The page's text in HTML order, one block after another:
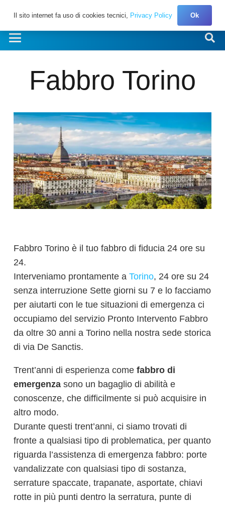
Fabbro Torino
Fabbro Torino è il tuo fabbro di fiducia 24 ore su
24.
Interveniamo prontamente a Torino, 24 ore su 24
senza interruzione Sette giorni su 7 e lo facciamo
per aiutarti con le tue situazioni di emergenza ci
occupiamo del servizio Pronto Intervento Fabbro
da oltre 30 anni a Torino nella nostra sede storica
di via De Sanctis.
Trent’anni di esperienza come fabbro di
emergenza sono un bagaglio di abilità e
conoscenze, che difficilmente si può acquisire in
altro modo.
Durante questi trent’anni, ci siamo trovati di
fronte a qualsiasi tipo di problematica, per quanto
riguarda l’assistenza di emergenza fabbro: porte
vandalizzate con qualsiasi tipo di sostanza,
serrature spaccate, trapanate, asportate, chiavi
rotte in più punti dentro la serratura, punte di
Il sito internet fa uso di cookies tecnici, Privacy Policy Ok